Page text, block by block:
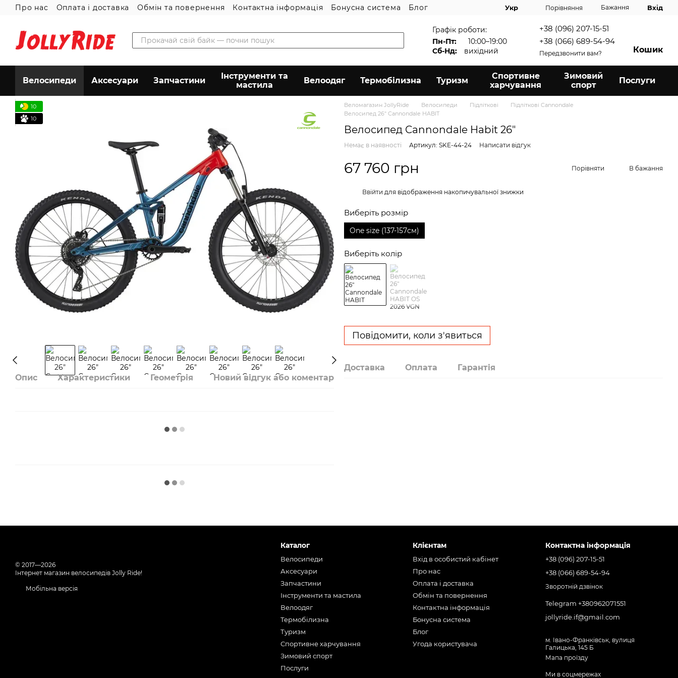
Перейти до основного контенту
Про нас Оплата і доставка Обмін та повернення Контактна інформація Бонусна система
Блог
Укр Порівняння Бажання Вхід
Графік роботи:
Пн-Пт:
10:00–19:00
Сб-Нд:
вихідний
+38 (096) 207-15-51
+38 (066) 689-54-94
Передзвонити вам? Кошик
Велосипеди Аксесуари Запчастини
Інструменти та
мастила
Велоодяг Термобілизна Туризм
Спортивне
харчування
Зимовий
спорт
Послуги
10
10
Опис Характеристики Геометрія Новий відгук або коментар
Веломагазин JollyRide Велосипеди Підліткові
Підліткові Cannondale
Велосипед 26" Cannondale HABIT
Велосипед Cannondale Habit 26"
Немає в наявності Артикул: SKE-44-24 Написати відгук
67 760 грн Порівняти В бажання
Ввійти для відображення накопичувальної знижки
Виберіть розмір
One size (137-157см)
Виберіть колір
Повідомити, коли з'явиться
Доставка Оплата Гарантія
© 2017—2026
Інтернет магазин велосипедів Jolly Ride!
Мобільна версія
Каталог
Велосипеди
Аксесуари
Запчастини
Інструменти та мастила
Велоодяг
Термобілизна
Туризм
Спортивне харчування
Зимовий спорт
Послуги
Клієнтам
Вхід в особистий кабінет
Про нас
Оплата і доставка
Обмін та повернення
Контактна інформація
Бонусна система
Блог
Угода користувача
Контактна інформація
+38 (096) 207-15-51
+38 (066) 689-54-94
Зворотній дзвінок
Telegram +380962071551
jollyride.if@gmail.com
м. Івано-Франківськ, вулиця
Галицька, 145 Б
Мапа проїзду
Ми в соцмережах